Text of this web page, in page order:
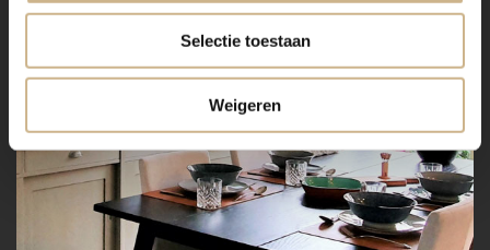
Selectie toestaan
Weigeren